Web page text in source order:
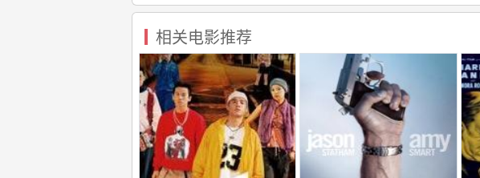
相关电影推荐